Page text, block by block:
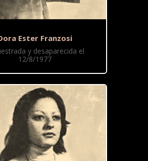
Ester Franzosi
y desaparecida el
12/8/1977